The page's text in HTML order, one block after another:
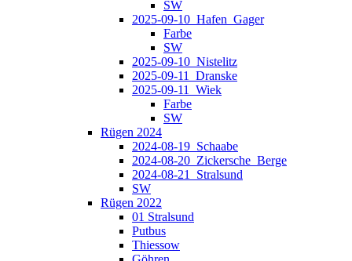
SW
2025-09-10_Hafen_Gager
Farbe
SW
2025-09-10_Nistelitz
2025-09-11_Dranske
2025-09-11_Wiek
Farbe
SW
Rügen 2024
2024-08-19_Schaabe
2024-08-20_Zickersche_Berge
2024-08-21_Stralsund
SW
Rügen 2022
01 Stralsund
Putbus
Thiessow